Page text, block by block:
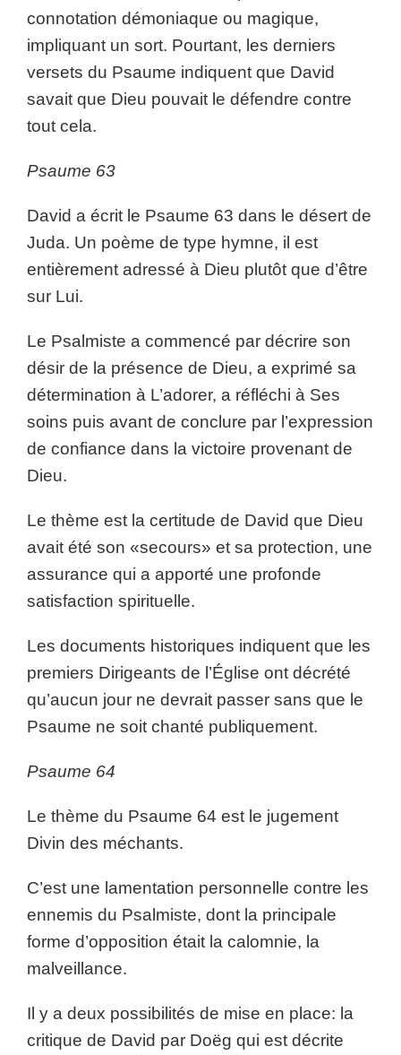
connotation démoniaque ou magique,
impliquant un sort. Pourtant, les derniers
versets du Psaume indiquent que David
savait que Dieu pouvait le défendre contre
tout cela.
Psaume 63
David a écrit le Psaume 63 dans le désert de
Juda. Un poème de type hymne, il est
entièrement adressé à Dieu plutôt que d’être
sur Lui.
Le Psalmiste a commencé par décrire son
désir de la présence de Dieu, a exprimé sa
détermination à L’adorer, a réfléchi à Ses
soins puis avant de conclure par l’expression
de confiance dans la victoire provenant de
Dieu.
Le thème est la certitude de David que Dieu
avait été son «secours» et sa protection, une
assurance qui a apporté une profonde
satisfaction spirituelle.
Les documents historiques indiquent que les
premiers Dirigeants de l’Église ont décrété
qu’aucun jour ne devrait passer sans que le
Psaume ne soit chanté publiquement.
Psaume 64
Le thème du Psaume 64 est le jugement
Divin des méchants.
C’est une lamentation personnelle contre les
ennemis du Psalmiste, dont la principale
forme d’opposition était la calomnie, la
malveillance.
Il y a deux possibilités de mise en place: la
critique de David par Doëg qui est décrite